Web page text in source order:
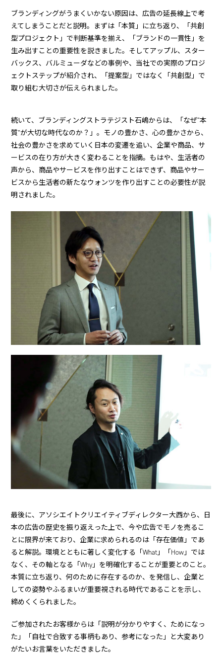
ブランディングがうまくいかない原因は、広告の延長線上で考
えてしまうことだと説明。まずは「本質」に立ち返り、「共創
型プロジェクト」で判断基準を揃え、「ブランドの一貫性」を
生み出すことの重要性を説きました。そしてアップル、スター
バックス、バルミューダなどの事例や、当社での実際のプロジ
ェクトステップが紹介され、「提案型」ではなく「共創型」で
取り組む大切さが伝えられました。
続いて、ブランディングストラテジスト石嶋からは、「なぜ“本
質”が大切な時代なのか？」。モノの豊かさ、心の豊かさから、
社会の豊かさを求めていく日本の変遷を追い、企業や商品、サ
ービスの在り方が大きく変わることを指摘。もはや、生活者の
声から、商品やサービスを作り出すことはできず、商品やサー
ビスから生活者の新たなウォンツを作り出すことの必要性が説
明されました。
最後に、アソシエイトクリエイティブディレクター大西から、日
本の広告の歴史を振り返えった上で、今や広告でモノを売るこ
とに限界が来ており、企業に求められるのは「存在価値」であ
ると解説。環境とともに著しく変化する「What」「How」では
なく、その軸となる「Why」を明確化することが重要とのこと。
本質に立ち返り、何のために存在するのか、を発信し、企業と
しての姿勢やふるまいが重要視される時代であることを示し、
締めくくられました。
ご参加されたお客様からは「説明が分かりやすく、ためになっ
た」「自社で合致する事柄もあり、参考になった」と大変あり
がたいお言葉をいただきました。